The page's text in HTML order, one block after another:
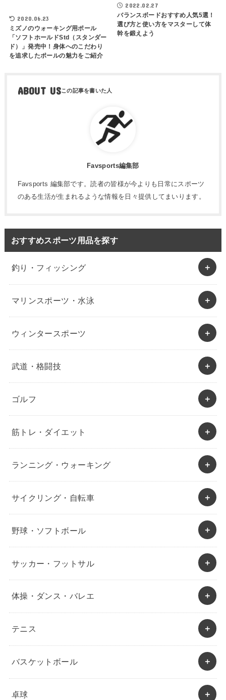
2020.06.23
ミズノのウォーキング用ポール
「ソフトホールドStd（スタンダー
ド）」発売中！身体へのこだわり
を追求したポールの魅力をご紹介
2022.02.27
バランスボードおすすめ人気5選！
選び方と使い方をマスターして体
幹を鍛えよう
ABOUT US
Favsports編集部
Favsports 編集部です。読者の皆様が今よりも日常にスポーツ
のある生活が生まれるような情報を日々提供してまいります。
おすすめスポーツ用品を探す
釣り・フィッシング
マリンスポーツ・水泳
ウィンタースポーツ
武道・格闘技
ゴルフ
筋トレ・ダイエット
ランニング・ウォーキング
サイクリング・自転車
野球・ソフトボール
サッカー・フットサル
体操・ダンス・バレエ
テニス
バスケットボール
卓球